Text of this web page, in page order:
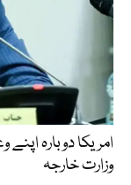
امریکا دوبارہ
وزارت خارجہ